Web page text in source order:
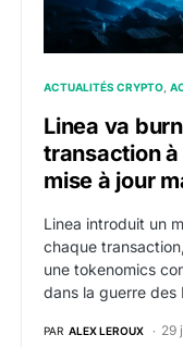
ACTUALITÉS CRYPTO
Linea va
transaction
mise à jour
Linea introduit un
chaque
une tokenomics
dans la guerre des
PAR ALEX LEROUX 29